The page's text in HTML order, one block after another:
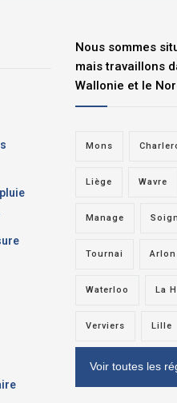
Nous sommes
mais travaillons
Wallonie et le
Mons
Liège Wavre
Manage
Tournai Arlon
Waterloo La
Verviers Lille
Voir toutes les